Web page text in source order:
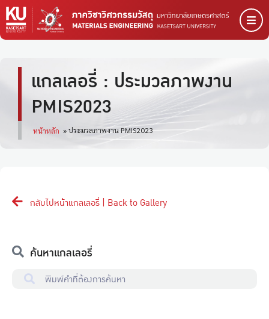
แกลเลอรี่ : ประมวลภาพงาน
PMIS2023
หน้าหลัก »ประมวลภาพงาน PMIS2023
กลับไปหน้าแกลเลอรี่ | Back to Gallery
ค้นหาแกลเลอรี่